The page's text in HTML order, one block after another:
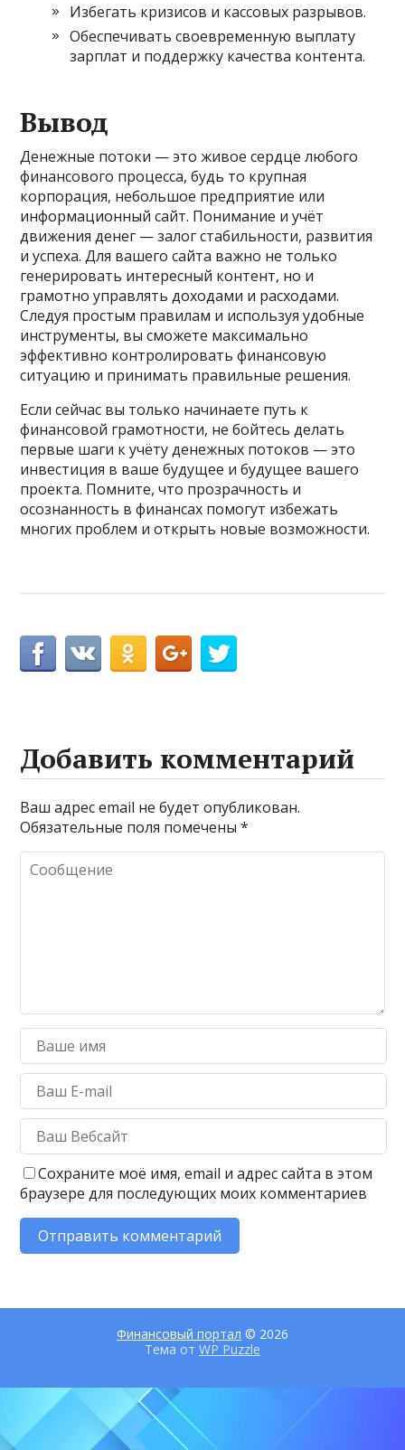
Избегать кризисов и кассовых разрывов.
Обеспечивать своевременную выплату
зарплат и поддержку качества контента.
Вывод
Денежные потоки — это живое сердце любого
финансового процесса, будь то крупная
корпорация, небольшое предприятие или
информационный сайт. Понимание и учёт
движения денег — залог стабильности, развития
и успеха. Для вашего сайта важно не только
генерировать интересный контент, но и
грамотно управлять доходами и расходами.
Следуя простым правилам и используя удобные
инструменты, вы сможете максимально
эффективно контролировать финансовую
ситуацию и принимать правильные решения.
Если сейчас вы только начинаете путь к
финансовой грамотности, не бойтесь делать
первые шаги к учёту денежных потоков — это
инвестиция в ваше будущее и будущее вашего
проекта. Помните, что прозрачность и
осознанность в финансах помогут избежать
многих проблем и открыть новые возможности.
Добавить комментарий
Ваш адрес email не будет опубликован.
Обязательные поля помечены*
Сохраните моё имя, email и адрес сайта в этом
браузере для последующих моих комментариев
Финансовый портал © 2026
Тема от WP Puzzle